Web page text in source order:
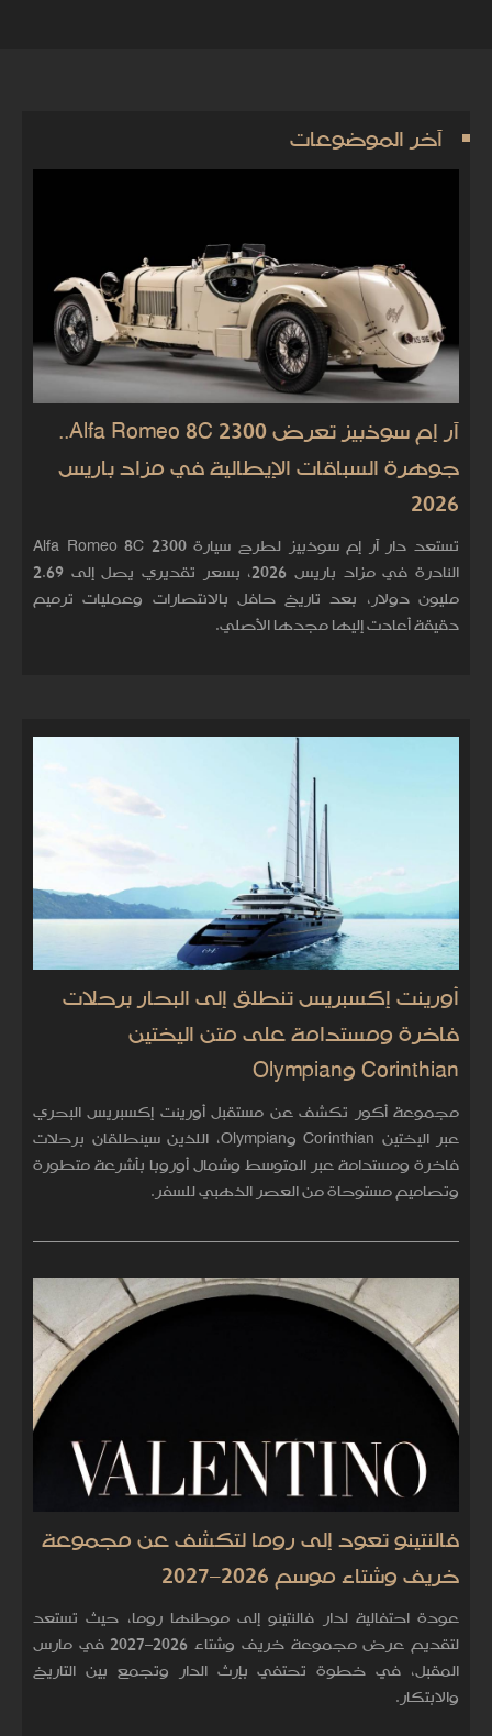
آخر الموضوعات
آر إم سوذبيز تعرض Alfa Romeo 8C 2300..
جوهرة السباقات الإيطالية في مزاد باريس
2026
تستعد دار آر إم سوذبيز لطرح سيارة Alfa Romeo 8C 2300
النادرة في مزاد باريس 2026، بسعر تقديري يصل إلى 2.69
مليون دولار، بعد تاريخ حافل بالانتصارات وعمليات ترميم
دقيقة أعادت إليها مجدها الأصلي.
أورينت إكسبريس تنطلق إلى البحار برحلات
فاخرة ومستدامة على متن اليختين
Corinthian وOlympian
مجموعة أكور تكشف عن مستقبل أورينت إكسبريس البحري
عبر اليختين Corinthian وOlympian، اللذين سينطلقان برحلات
فاخرة ومستدامة عبر المتوسط وشمال أوروبا بأشرعة متطورة
وتصاميم مستوحاة من العصر الذهبي للسفر.
فالنتينو تعود إلى روما لتكشف عن مجموعة
خريف وشتاء موسم 2026–2027
عودة احتفالية لدار فالنتينو إلى موطنها روما، حيث تستعد
لتقديم عرض مجموعة خريف وشتاء 2026–2027 في مارس
المقبل، في خطوة تحتفي بإرث الدار وتجمع بين التاريخ
والابتكار.